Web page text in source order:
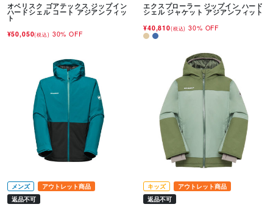
オベリスク ゴアテックス ジップイン
ハードシェル コート アジアンフィッ
ト
¥50,050(税込) 30% OFF
エクスプローラー ジップイン ハード
シェル ジャケット アジアンフィット
¥40,810(税込) 30% OFF
メンズ
アウトレット商品
返品不可
キッズ
アウトレット商品
返品不可